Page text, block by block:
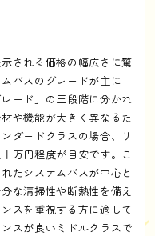
される価格の幅広さに驚
バスのグレードが主に
ード」の三段階に分かれ
や機能が大きく異なるた
ダードクラスの場合、リ
万円程度が目安です。こ
たシステムバスが中心と
な清掃性や断熱性を備え
スを重視する方に適して
スが良いミドルクラスで